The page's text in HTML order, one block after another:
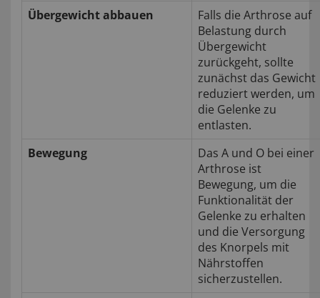
Übergewicht abbauen
Falls die Arthrose auf
Belastung durch
Übergewicht
zurückgeht, sollte
zunächst das Gewicht
reduziert werden, um
die Gelenke zu
entlasten.
Bewegung
Das A und O bei einer
Arthrose ist
Bewegung, um die
Funktionalität der
Gelenke zu erhalten
und die Versorgung
des Knorpels mit
Nährstoffen
sicherzustellen.